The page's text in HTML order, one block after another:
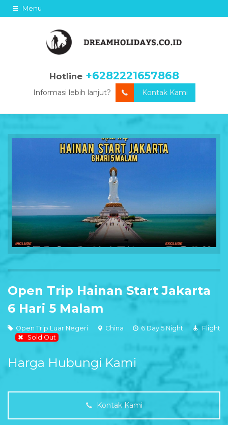
Menu
Hotline +6282221657868
Informasi lebih lanjut? Kontak Kami
Open Trip Hainan Start Jakarta
6 Hari 5 Malam
Open Trip Luar Negeri China 6 Day 5 Night
Flight
Sold Out
Harga Hubungi Kami
Kontak Kami